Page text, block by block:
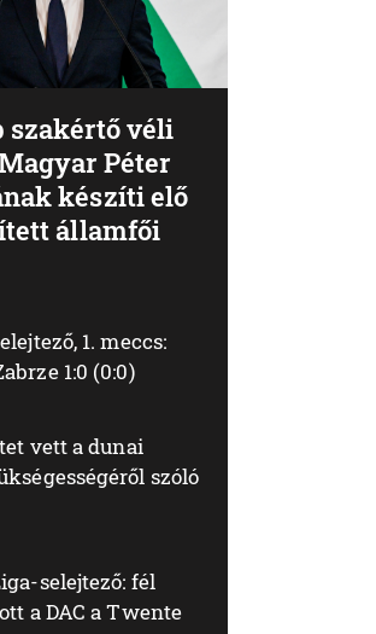
szakértő véli
Péter
készíti elő
államfői
1. meccs:
1:0 (0:0)
vett a dunai
szóló
selejtező: fél
a DAC a Twente